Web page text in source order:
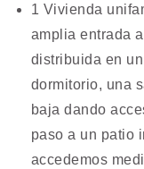
1 Vivienda
amplia entrada
distribuida en
dormitorio, una
baja dando
paso a un patio
accedemos